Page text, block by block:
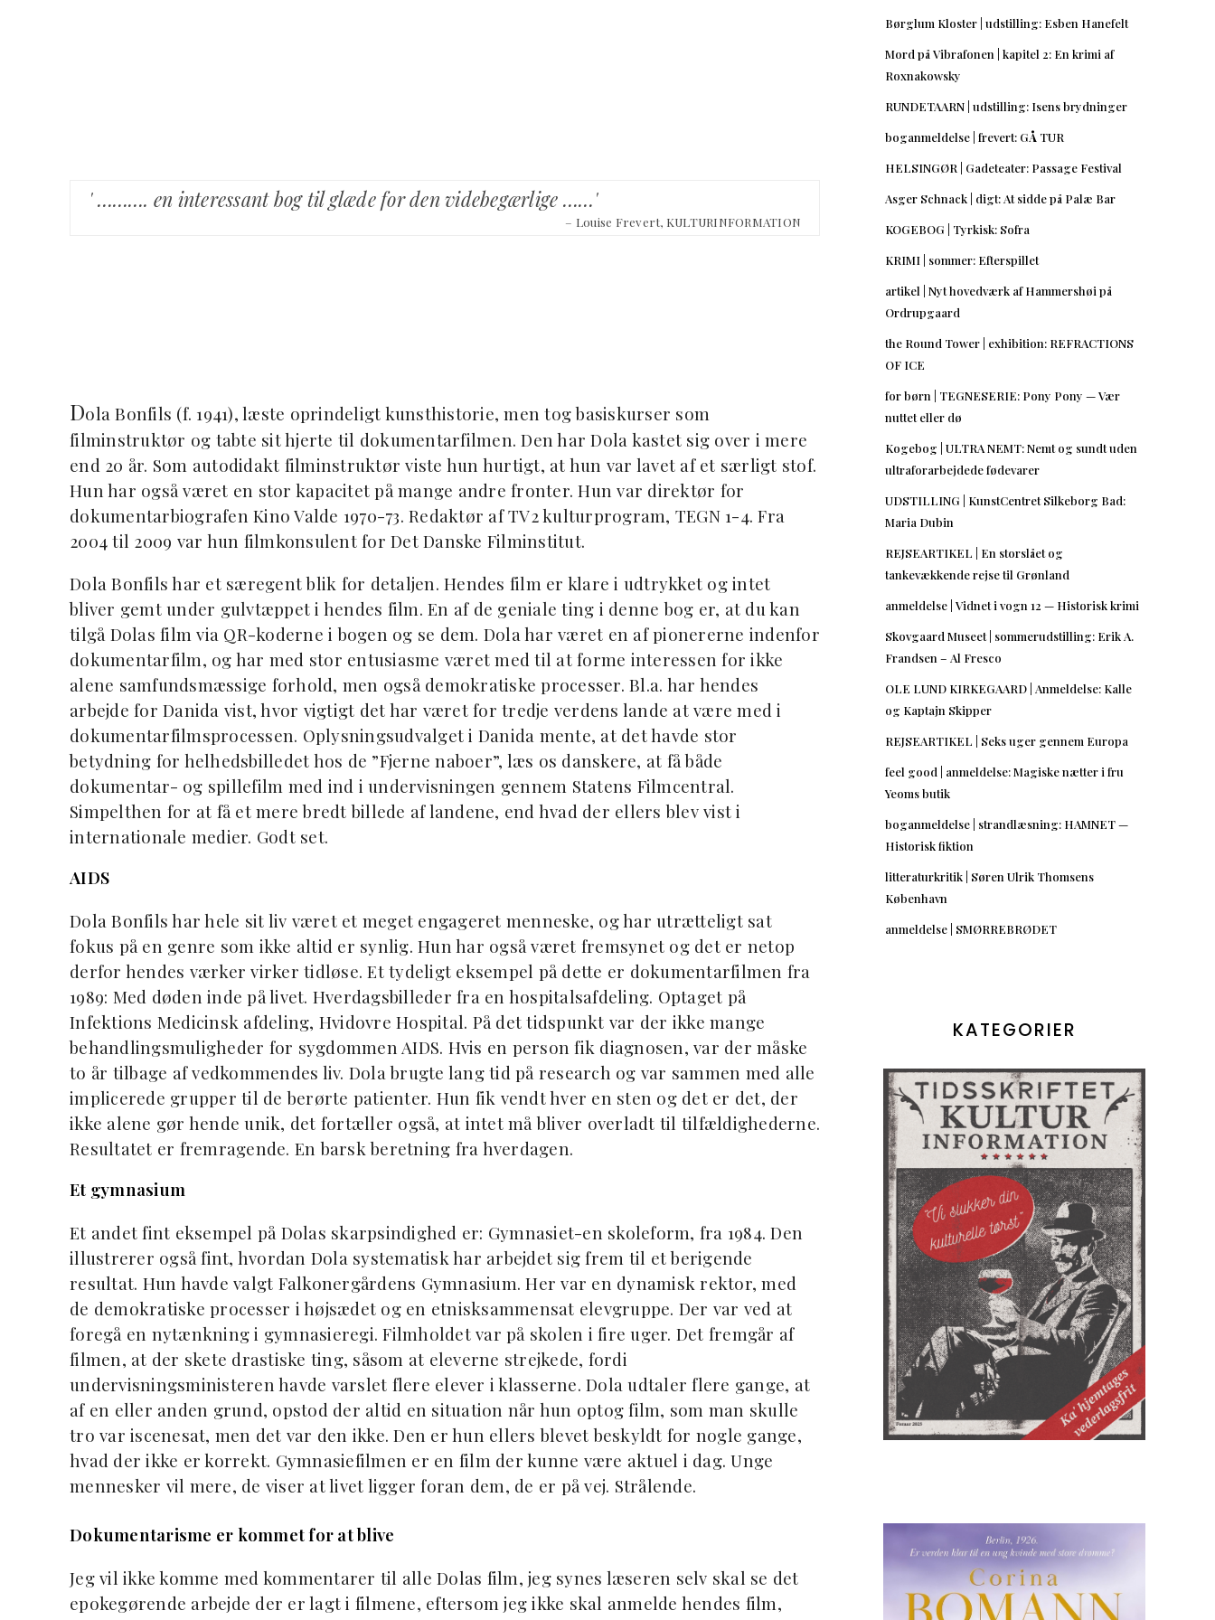
' ………. en interessant bog til glæde for den videbegærlige ……'
– Louise Frevert, KULTURINFORMATION
Dola Bonfils (f. 1941), læste oprindeligt kunsthistorie, men tog basiskurser som
filminstruktør og tabte sit hjerte til dokumentarfilmen. Den har Dola kastet sig over i mere
end 20 år. Som autodidakt filminstruktør viste hun hurtigt, at hun var lavet af et særligt stof.
Hun har også været en stor kapacitet på mange andre fronter. Hun var direktør for
dokumentarbiografen Kino Valde 1970-73. Redaktør af TV2 kulturprogram, TEGN 1-4. Fra
2004 til 2009 var hun filmkonsulent for Det Danske Filminstitut.
Dola Bonfils har et særegent blik for detaljen. Hendes film er klare i udtrykket og intet
bliver gemt under gulvtæppet i hendes film. En af de geniale ting i denne bog er, at du kan
tilgå Dolas film via QR-koderne i bogen og se dem. Dola har været en af pionererne indenfor
dokumentarfilm, og har med stor entusiasme været med til at forme interessen for ikke
alene samfundsmæssige forhold, men også demokratiske processer. Bl.a. har hendes
arbejde for Danida vist, hvor vigtigt det har været for tredje verdens lande at være med i
dokumentarfilmsprocessen. Oplysningsudvalget i Danida mente, at det havde stor
betydning for helhedsbilledet hos de ”Fjerne naboer”, læs os danskere, at få både
dokumentar- og spillefilm med ind i undervisningen gennem Statens Filmcentral.
Simpelthen for at få et mere bredt billede af landene, end hvad der ellers blev vist i
internationale medier. Godt set.
AIDS
Dola Bonfils har hele sit liv været et meget engageret menneske, og har utrætteligt sat
fokus på en genre som ikke altid er synlig. Hun har også været fremsynet og det er netop
derfor hendes værker virker tidløse. Et tydeligt eksempel på dette er dokumentarfilmen fra
1989: Med døden inde på livet. Hverdagsbilleder fra en hospitalsafdeling. Optaget på
Infektions Medicinsk afdeling, Hvidovre Hospital. På det tidspunkt var der ikke mange
behandlingsmuligheder for sygdommen AIDS. Hvis en person fik diagnosen, var der måske
to år tilbage af vedkommendes liv. Dola brugte lang tid på research og var sammen med alle
implicerede grupper til de berørte patienter. Hun fik vendt hver en sten og det er det, der
ikke alene gør hende unik, det fortæller også, at intet må bliver overladt til tilfældighederne.
Resultatet er fremragende. En barsk beretning fra hverdagen.
Et gymnasium
Et andet fint eksempel på Dolas skarpsindighed er: Gymnasiet-en skoleform, fra 1984. Den
illustrerer også fint, hvordan Dola systematisk har arbejdet sig frem til et berigende
resultat. Hun havde valgt Falkonergårdens Gymnasium. Her var en dynamisk rektor, med
de demokratiske processer i højsædet og en etnisksammensat elevgruppe. Der var ved at
foregå en nytænkning i gymnasieregi. Filmholdet var på skolen i fire uger. Det fremgår af
filmen, at der skete drastiske ting, såsom at eleverne strejkede, fordi
undervisningsministeren havde varslet flere elever i klasserne. Dola udtaler flere gange, at
af en eller anden grund, opstod der altid en situation når hun optog film, som man skulle
tro var iscenesat, men det var den ikke. Den er hun ellers blevet beskyldt for nogle gange,
hvad der ikke er korrekt. Gymnasiefilmen er en film der kunne være aktuel i dag. Unge
mennesker vil mere, de viser at livet ligger foran dem, de er på vej. Strålende.
Dokumentarisme er kommet for at blive
Jeg vil ikke komme med kommentarer til alle Dolas film, jeg synes læseren selv skal se det
epokegørende arbejde der er lagt i filmene, eftersom jeg ikke skal anmelde hendes film,
Børglum Kloster | udstilling: Esben Hanefelt
Mord på Vibrafonen | kapitel 2: En krimi af
Roxnakowsky
RUNDETAARN | udstilling: Isens brydninger
boganmeldelse | frevert: GÅ TUR
HELSINGØR | Gadeteater: Passage Festival
Asger Schnack | digt: At sidde på Palæ Bar
KOGEBOG | Tyrkisk: Sofra
KRIMI | sommer: Efterspillet
artikel | Nyt hovedværk af Hammershøi på
Ordrupgaard
the Round Tower | exhibition: REFRACTIONS
OF ICE
for børn | TEGNESERIE: Pony Pony — Vær
nuttet eller dø
Kogebog | ULTRA NEMT: Nemt og sundt uden
ultraforarbejdede fødevarer
UDSTILLING | KunstCentret Silkeborg Bad:
Maria Dubin
REJSEARTIKEL | En storslået og
tankevækkende rejse til Grønland
anmeldelse | Vidnet i vogn 12 — Historisk krimi
Skovgaard Museet | sommerudstilling: Erik A.
Frandsen – Al Fresco
OLE LUND KIRKEGAARD | Anmeldelse: Kalle
og Kaptajn Skipper
REJSEARTIKEL | Seks uger gennem Europa
feel good | anmeldelse: Magiske nætter i fru
Yeoms butik
boganmeldelse | strandlæsning: HAMNET —
Historisk fiktion
litteraturkritik | Søren Ulrik Thomsens
København
anmeldelse | SMØRREBRØDET
KATEGORIER